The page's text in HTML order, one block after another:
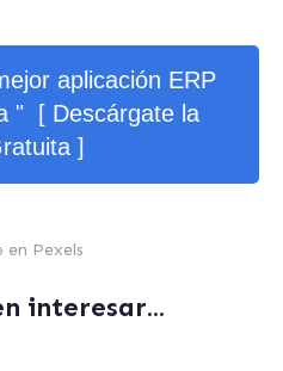
aplicación ERP
" [ Descárgate la
]
en Pexels
interesar...